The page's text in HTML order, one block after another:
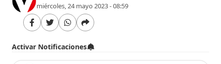
miércoles, 24 mayo 2023 - 08:59
Activar Notificaciones